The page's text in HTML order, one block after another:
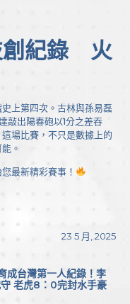
創紀錄 火
上第四次。古林與孫易磊
敲出陽春砲以1分之差吞
場比賽，不只是數據上的
。
最新精彩賽事！
23 5 月, 2025
成台灣第一人紀錄！李
老虎8：0完封水手豪